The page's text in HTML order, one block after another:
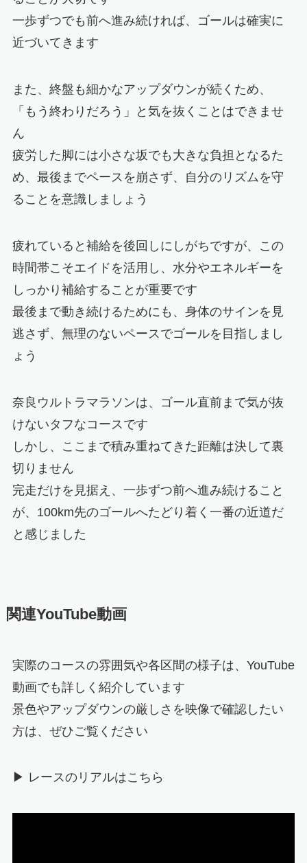
一歩ずつでも前へ進み続ければ、ゴールは確実に
近づいてきます
また、終盤も細かなアップダウンが続くため、
「もう終わりだろう」と気を抜くことはできませ
ん
疲労した脚には小さな坂でも大きな負担となるた
め、最後までペースを崩さず、自分のリズムを守
ることを意識しましょう
疲れていると補給を後回しにしがちですが、この
時間帯こそエイドを活用し、水分やエネルギーを
しっかり補給することが重要です
最後まで動き続けるためにも、身体のサインを見
逃さず、無理のないペースでゴールを目指しまし
ょう
奈良ウルトラマラソンは、ゴール直前まで気が抜
けないタフなコースです
しかし、ここまで積み重ねてきた距離は決して裏
切りません
完走だけを見据え、一歩ずつ前へ進み続けること
が、100km先のゴールへたどり着く一番の近道だ
と感じました
関連YouTube動画
実際のコースの雰囲気や各区間の様子は、YouTube
動画でも詳しく紹介しています
景色やアップダウンの厳しさを映像で確認したい
方は、ぜひご覧ください
▶ レースのリアルはこちら